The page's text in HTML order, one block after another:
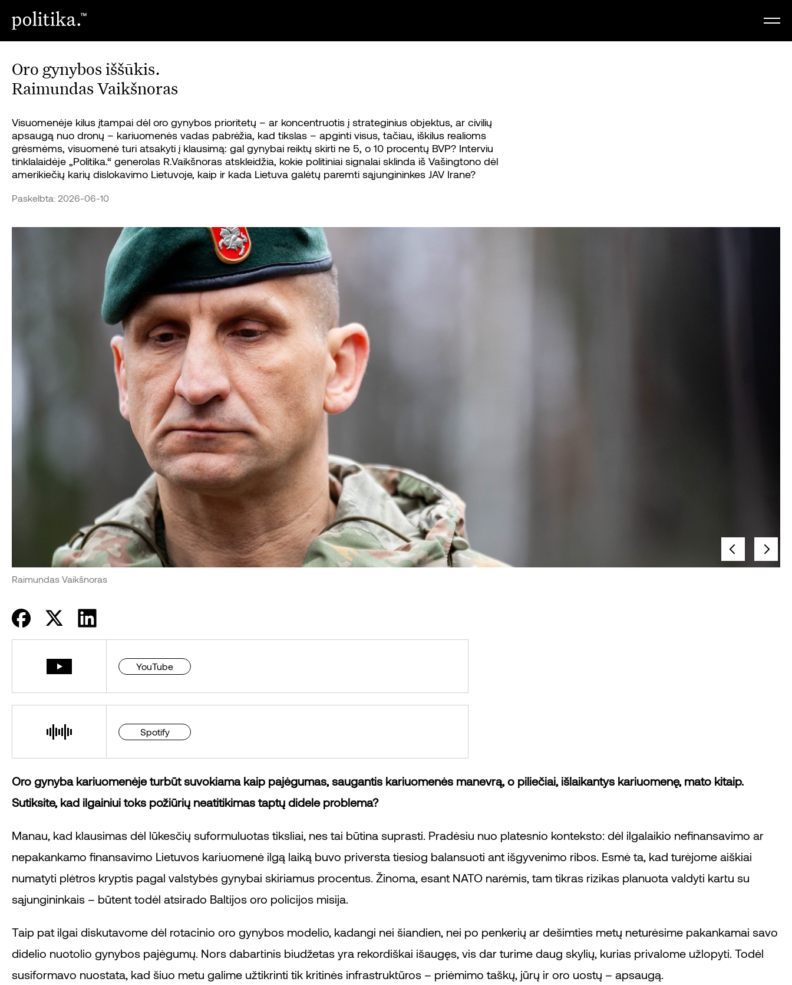
Oro gynybos iššūkis.
Raimundas Vaikšnoras
Visuomenėje kilus įtampai dėl oro gynybos prioritetų – ar koncentruotis į strateginius objektus, ar civilių
apsaugą nuo dronų – kariuomenės vadas pabrėžia, kad tikslas – apginti visus, tačiau, iškilus realioms
grėsmėms, visuomenė turi atsakyti į klausimą: gal gynybai reiktų skirti ne 5, o 10 procentų BVP? Interviu
tinklalaidėje „Politika.“ generolas R.Vaikšnoras atskleidžia, kokie politiniai signalai sklinda iš Vašingtono dėl
amerikiečių karių dislokavimo Lietuvoje, kaip ir kada Lietuva galėtų paremti sąjungininkes JAV Irane?
Paskelbta: 2026-06-10
Raimundas Vaikšnoras
YouTube
Spotify
Oro gynyba kariuomenėje turbūt suvokiama kaip pajėgumas, saugantis kariuomenės manevrą, o piliečiai, išlaikantys kariuomenę, mato kitaip.
Sutiksite, kad ilgainiui toks požiūrių neatitikimas taptų didele problema?
Manau, kad klausimas dėl lūkesčių suformuluotas tiksliai, nes tai būtina suprasti. Pradėsiu nuo platesnio konteksto: dėl ilgalaikio nefinansavimo ar
nepakankamo finansavimo Lietuvos kariuomenė ilgą laiką buvo priversta tiesiog balansuoti ant išgyvenimo ribos. Esmė ta, kad turėjome aiškiai
numatyti plėtros kryptis pagal valstybės gynybai skiriamus procentus. Žinoma, esant NATO narėmis, tam tikras rizikas planuota valdyti kartu su
sąjungininkais – būtent todėl atsirado Baltijos oro policijos misija.
Taip pat ilgai diskutavome dėl rotacinio oro gynybos modelio, kadangi nei šiandien, nei po penkerių ar dešimties metų neturėsime pakankamai savo
didelio nuotolio gynybos pajėgumų. Nors dabartinis biudžetas yra rekordiškai išaugęs, vis dar turime daug skylių, kurias privalome užlopyti. Todėl
susiformavo nuostata, kad šiuo metu galime užtikrinti tik kritinės infrastruktūros – priėmimo taškų, jūrų ir oro uostų – apsaugą.